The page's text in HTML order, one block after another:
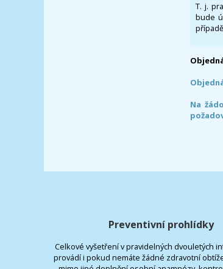
T. j.
bude
Na
Preventivní prohlídky
Celkové vyšetření v pravidelných dvouletých
provádí i pokud nemáte žádné zdravotní